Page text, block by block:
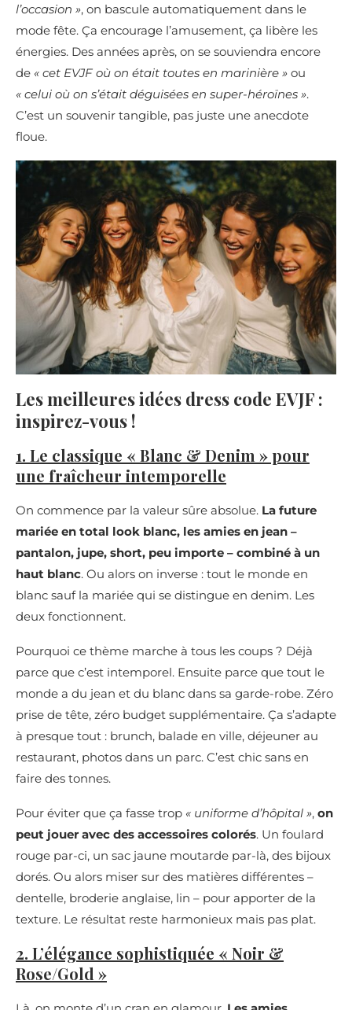
l’occasion », on bascule automatiquement dans le
mode fête. Ça encourage l’amusement, ça libère les
énergies. Des années après, on se souviendra encore
de « cet EVJF où on était toutes en marinière » ou
« celui où on s’était déguisées en super-héroïnes ».
C’est un souvenir tangible, pas juste une anecdote
floue.
Les meilleures idées dress code EVJF :
inspirez-vous !
1. Le classique « Blanc & Denim » pour
une fraîcheur intemporelle
On commence par la valeur sûre absolue. La future
mariée en total look blanc, les amies en jean –
pantalon, jupe, short, peu importe – combiné à un
haut blanc. Ou alors on inverse : tout le monde en
blanc sauf la mariée qui se distingue en denim. Les
deux fonctionnent.
Pourquoi ce thème marche à tous les coups ? Déjà
parce que c’est intemporel. Ensuite parce que tout le
monde a du jean et du blanc dans sa garde-robe. Zéro
prise de tête, zéro budget supplémentaire. Ça s’adapte
à presque tout : brunch, balade en ville, déjeuner au
restaurant, photos dans un parc. C’est chic sans en
faire des tonnes.
Pour éviter que ça fasse trop « uniforme d’hôpital », on
peut jouer avec des accessoires colorés. Un foulard
rouge par-ci, un sac jaune moutarde par-là, des bijoux
dorés. Ou alors miser sur des matières différentes –
dentelle, broderie anglaise, lin – pour apporter de la
texture. Le résultat reste harmonieux mais pas plat.
2. L’élégance sophistiquée « Noir &
Rose/Gold »